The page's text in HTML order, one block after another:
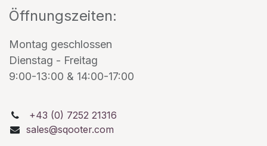
Öffnungszeiten:
Montag geschlossen
Dienstag - Freitag
9:00-13:00 & 14:00-17:00
+43 (0) 7252 21316
sales@sqooter.com